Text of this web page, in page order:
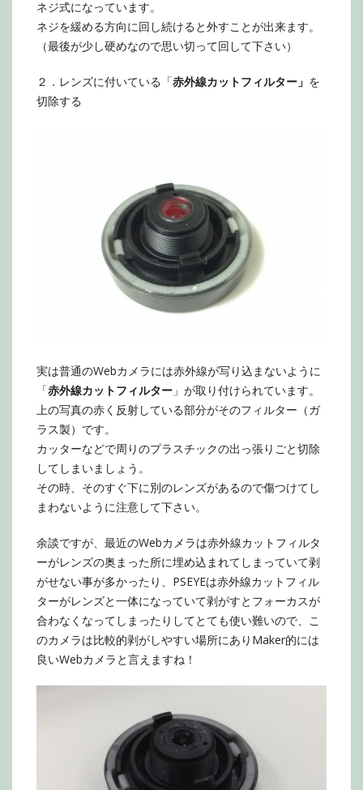
ネジ式になっています。
ネジを緩める方向に回し続けると外すことが出来ます。
（最後が少し硬めなので思い切って回して下さい）
２．レンズに付いている「赤外線カットフィルター」 を
切除する
実は普通のWebカメラには赤外線が写り込まないように
「赤外線カットフィルター 」が取り付けられています。
上の写真の赤く反射している部分がそのフィルター（ガ
ラス製）です。
カッターなどで周りのプラスチックの出っ張りごと切除
してしまいましょう。
その時、そのすぐ下に別のレンズがあるので傷つけてし
まわないように注意して下さい。
余談ですが、最近のWebカメラは赤外線カットフィルタ
ーがレンズの奥まった所に埋め込まれてしまっていて剥
がせない事が多かったり、PSEYEは赤外線カットフィル
ターがレンズと一体になっていて剥がすとフォーカスが
合わなくなってしまったりしてとても使い難いので、こ
のカメラは比較的剥がしやすい場所にありMaker的には
良いWebカメラと言えますね！